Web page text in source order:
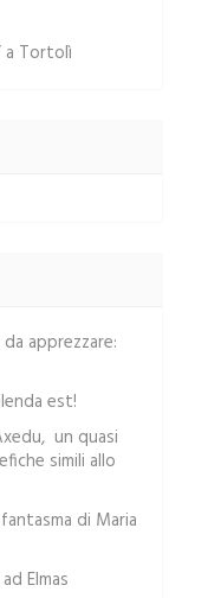
a Tortolì
apprezzare:
est!
un quasi
simili allo
di Maria
Elmas